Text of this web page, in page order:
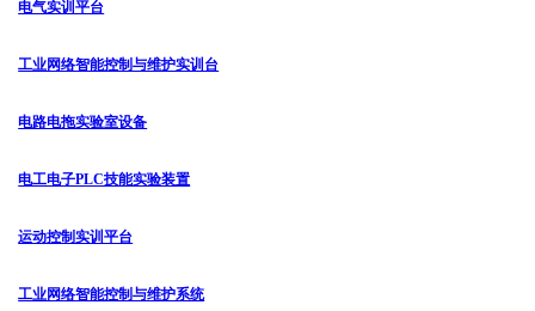
电气实训平台
工业网络智能控制与维护实训台
电路电拖实验室设备
电工电子PLC技能实验装置
运动控制实训平台
工业网络智能控制与维护系统